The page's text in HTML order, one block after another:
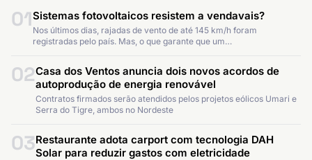
01Sistemas fotovoltaicos resistem a vendavais?
Nos últimos dias, rajadas de vento de até 145 km/h foram
registradas pelo país. Mas, o que garante que um…
02Casa dos Ventos anuncia dois novos acordos de
autoprodução de energia renovável
Contratos firmados serão atendidos pelos projetos eólicos Umari e
Serra do Tigre, ambos no Nordeste
03Restaurante adota carport com tecnologia DAH
Solar para reduzir gastos com eletricidade